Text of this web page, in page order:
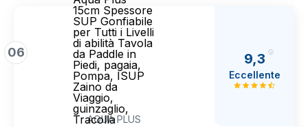
06
15cm Spessore
SUP Gonfiabile
per Tutti i Livelli
di abilità Tavola
da Paddle in
Piedi, pagaia,
Pompa, ISUP
Zaino da
Viaggio,
guinzaglio,
Tracolla
AQUA PLUS
9,3
Eccellente